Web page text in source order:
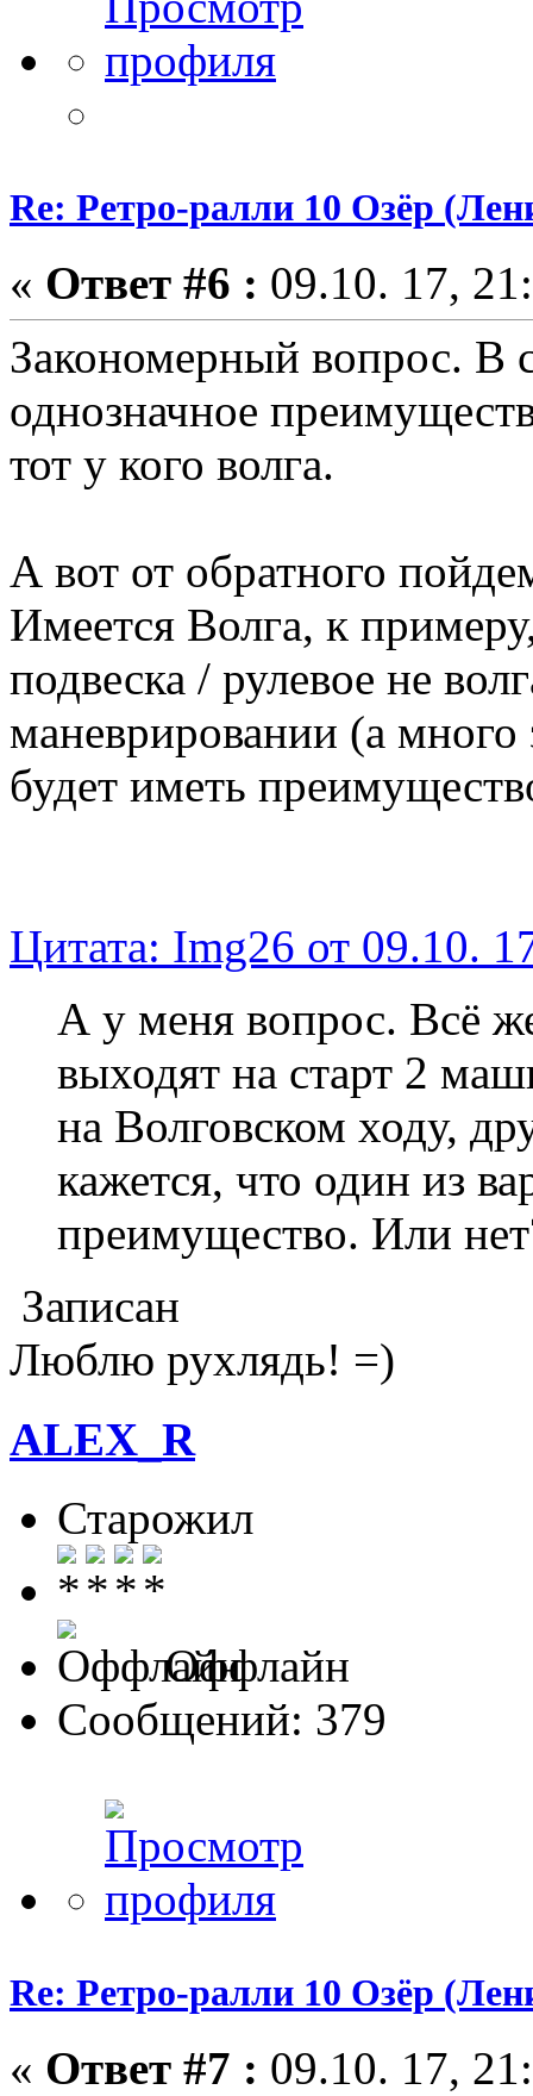
Re: Ретро-ралли 10 Озёр
« Ответ #6 : 09.10. 17,
Закономерный вопрос. В
однозначное
тот у кого волга.
А вот от обратного
Имеется Волга, к
подвеска / рулевое не
маневрировании (а много
будет иметь
Цитата: Img26 от 09.10.
А у меня вопрос. Всё
выходят на старт 2
на Волговском ходу,
кажется, что один из
преимущество. Или
Записан
Люблю рухлядь! =)
ALEX_R
Старожил
Оффлайн
Сообщений: 379
Re: Ретро-ралли 10 Озёр
« Ответ #7 : 09.10. 17,